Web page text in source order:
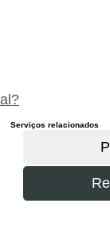
Serviços relacionados